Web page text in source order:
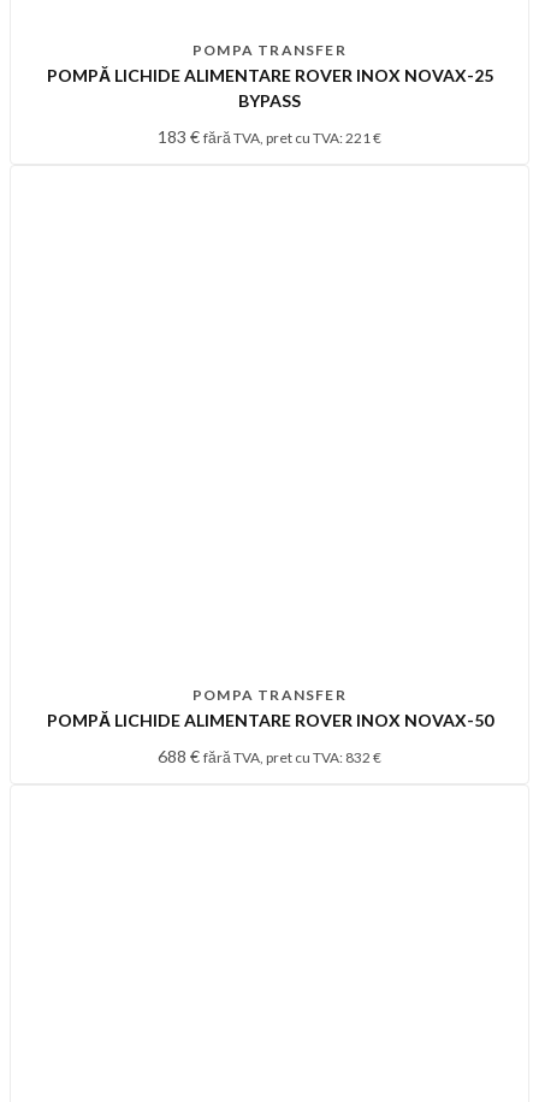
POMPA TRANSFER
POMPĂ LICHIDE ALIMENTARE ROVER INOX NOVAX-25
BYPASS
183 € fără TVA, pret cu TVA: 221 €
POMPA TRANSFER
POMPĂ LICHIDE ALIMENTARE ROVER INOX NOVAX-50
688 € fără TVA, pret cu TVA: 832 €